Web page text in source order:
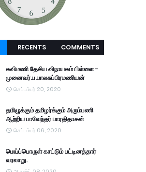
RECENTS COMMENTS
கவிமணி தேசிய விநாயகம் பிள்ளை -
முனைவர்.ப.பாலசுப்பிரமணியன்
செப்டம்பர் 20, 2020
தமிழுக்கும் தமிழர்க்கும் அரும்பணி
ஆற்றிய பாவேந்தர் பாரதிதாசன்
செப்டம்பர் 06, 2020
மெய்ப்பொருள் காட்டும் பட்டினத்தார்
வரலாறு.